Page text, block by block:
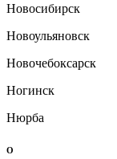
Новосибирск
Новоульяновск
Новочебоксарск
Ногинск
Нюрба
О